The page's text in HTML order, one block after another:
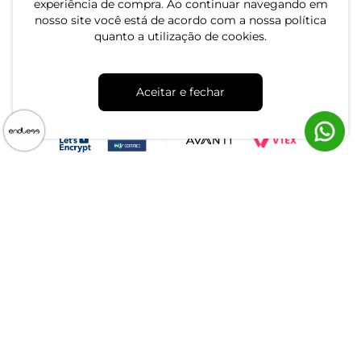
experiência de compra. Ao continuar navegando em
nosso site você está de acordo com a nossa política
quanto a utilização de cookies.
Aceitar e fechar
CNPJ: 79.233.672/0001-05